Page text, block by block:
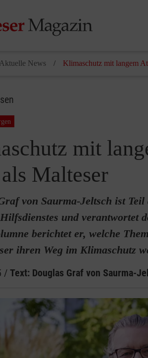
Aktuelle News Klimaschutz mit langem
mit
Malteser
von Saurma-Jeltsch ist Teil
und verantwortet
berichtet er, welche
ihren Weg im Klimaschutz
/ Text: Douglas Graf von Saurma-